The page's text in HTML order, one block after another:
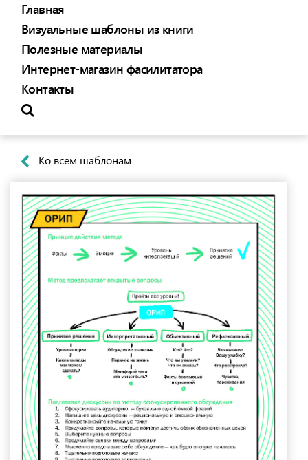
Главная
Визуальные шаблоны из книги
Полезные материалы
Интернет-магазин фасилитатора
Контакты
Ко всем шаблонам